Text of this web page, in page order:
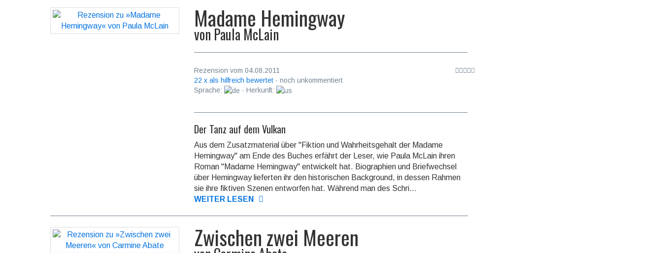
Madame Hemingway
von Paula McLain
Rezension vom 04.08.2011
22 x als hilfreich bewertet · noch unkommentiert
Sprache:
· Herkunft:
Der Tanz auf dem Vulkan
Aus dem Zusatzmaterial über "Fiktion und Wahrheitsgehalt der Madame
Hemingway" am Ende des Buches erfährt der Leser, wie Paula McLain ihren
Roman "Madame Hemingway" entwickelt hat. Biographien und Briefwechsel
über Hemingway lieferten ihr den historischen Background, in dessen Rahmen
sie ihre fiktiven Szenen entworfen hat. Während man des Schri...
WEITER LESEN
Zwischen zwei Meeren